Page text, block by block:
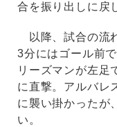
合を振り出しに戻
以降、試合の流
3分にはゴール前
リーズマンが左足
に直撃。アルバレ
に襲い掛かったが
い。